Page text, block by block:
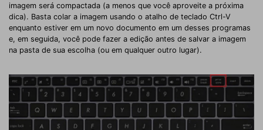
imagem será compactada (a menos que você aproveite a próxima
dica). Basta colar a imagem usando o atalho de teclado Ctrl-V
enquanto estiver em um novo documento em um desses programas
e, em seguida, você pode fazer a edição antes de salvar a imagem
na pasta de sua escolha (ou em qualquer outro lugar).